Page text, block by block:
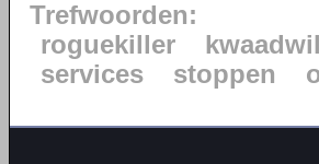
Trefwoorden:
roguekiller
services
stoppen